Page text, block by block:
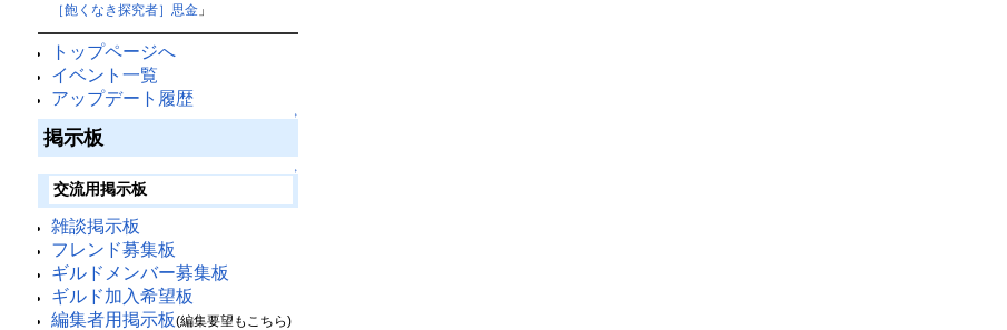
［飽くなき探究者］思金」
トップページへ
イベント一覧
アップデート履歴
↑
掲示板
↑
交流用掲示板
雑談掲示板
フレンド募集板
ギルドメンバー募集板
ギルド加入希望板
編集者用掲示板(編集要望もこちら)